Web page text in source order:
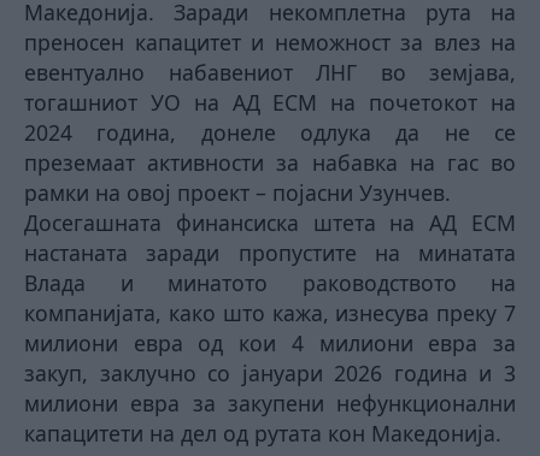
Македонија. Заради некомплетна рута на
преносен капацитет и неможност за влез на
евентуално набавениот ЛНГ во земјава,
тогашниот УО на АД ЕСМ на почетокот на
2024 година, донеле одлука да не се
преземаат активности за набавка на гас во
рамки на овој проект – појасни Узунчев.
Досегашната финансиска штета на АД ЕСМ
настаната заради пропустите на минатата
Влада и минатото раководството на
компанијата, како што кажа, изнесува преку 7
милиони евра од кои 4 милиони евра за
закуп, заклучно со јануари 2026 година и 3
милиони евра за закупени нефункционални
капацитети на дел од рутата кон Македонија.